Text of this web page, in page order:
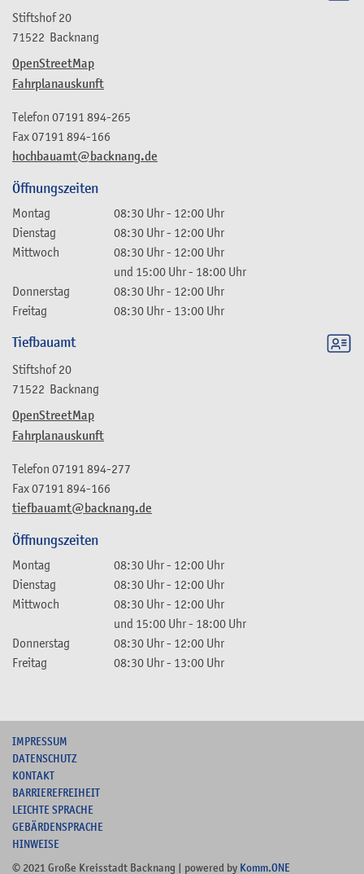
Stiftshof 20
71522 Backnang
OpenStreetMap
Fahrplanauskunft
hochbauamt@backnang.de
Telefon 07191 894-265
Fax07191 894-166
Öffnungszeiten
Montag 08:30 Uhr- 12:00 Uhr
Dienstag
08:30 Uhr- 12:00 Uhr
Mittwoch
08:30 Uhr- 12:00 Uhr
und 15:00 Uhr- 18:00 Uhr
Donnerstag
08:30 Uhr- 12:00 Uhr
Freitag
08:30 Uhr- 13:00 Uhr
Tiefbauamt
Stiftshof 20
71522 Backnang
OpenStreetMap
Fahrplanauskunft
tiefbauamt@backnang.de
Telefon 07191 894-277
Fax07191 894-166
Öffnungszeiten
Montag 08:30 Uhr- 12:00 Uhr
Dienstag
08:30 Uhr- 12:00 Uhr
Mittwoch
08:30 Uhr- 12:00 Uhr
und 15:00 Uhr- 18:00 Uhr
Donnerstag
08:30 Uhr- 12:00 Uhr
Freitag
08:30 Uhr- 13:00 Uhr
IMPRESSUM
DATENSCHUTZ
KONTAKT
BARRIEREFREIHEIT
L EICHTE SPRACHE
GEBÄRDENSPRACHE
HINWEISE
© 2021 Große Kreisstadt Backnang | powered by Komm.ONE